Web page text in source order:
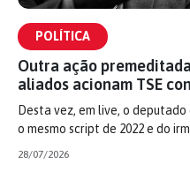
POLÍTICA
Outra ação
aliados acionam TSE
Desta vez, em live, o
o mesmo script de 2022 e do
28/07/2026